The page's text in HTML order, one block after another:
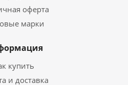
оферта
марки
купить
и доставка